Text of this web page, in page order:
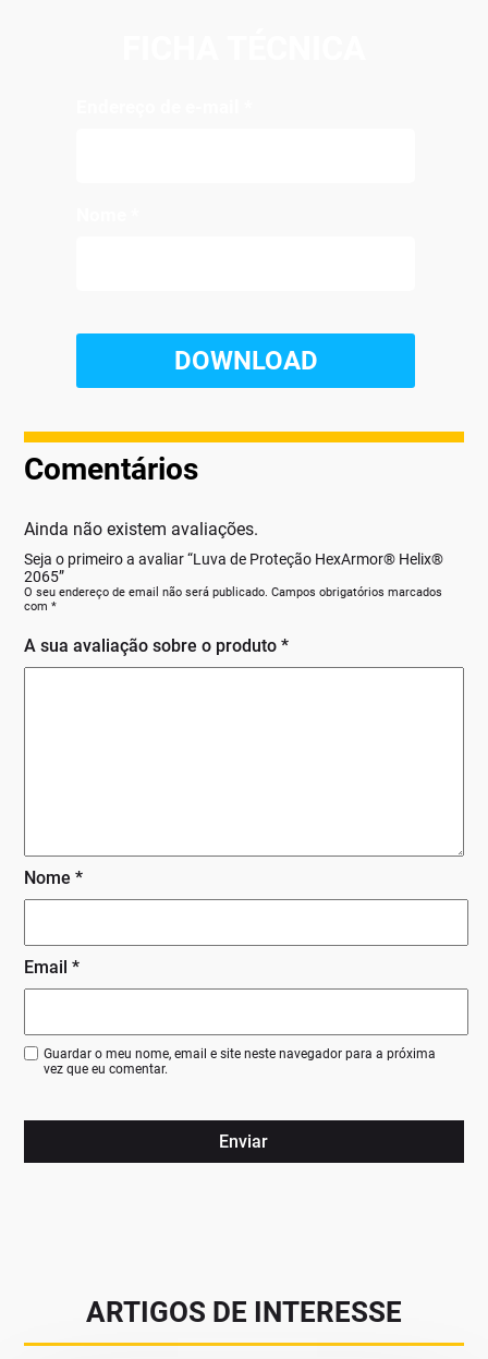
Comentários
Ainda não existem avaliações.
Seja o primeiro a avaliar “Luva de Proteção HexArmor® Helix®
2065”
O seu endereço de email não será publicado. Campos obrigatórios marcados
com*
A sua avaliação sobre o produto*
Nome*
Email*
Guardar o meu nome, email e site neste navegador para a próxima
vez que eu comentar.
ARTIGOS DE INTERESSE